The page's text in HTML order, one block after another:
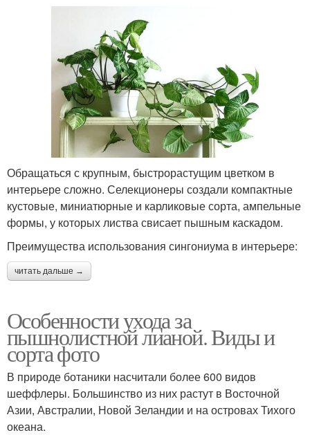
Обращаться с крупным, быстрорастущим цветком в
интерьере сложно. Селекционеры создали компактные
кустовые, миниатюрные и карликовые сорта, ампельные
формы, у которых листва свисает пышным каскадом.
Преимущества использования сингониума в интерьере:
читать дальше →
Особенности ухода за
пышнолистной лианой. Виды и
сорта фото
В природе ботаники насчитали более 600 видов
шеффлеры. Большинство из них растут в Восточной
Азии, Австралии, Новой Зеландии и на островах Тихого
океана.